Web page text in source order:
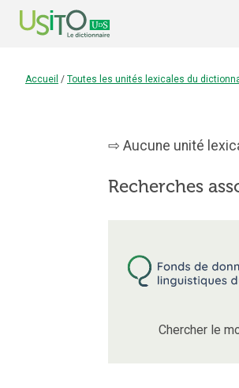
Accueil / Toutes les unités lexicales du
Aucune unité
Recherches
Chercher le